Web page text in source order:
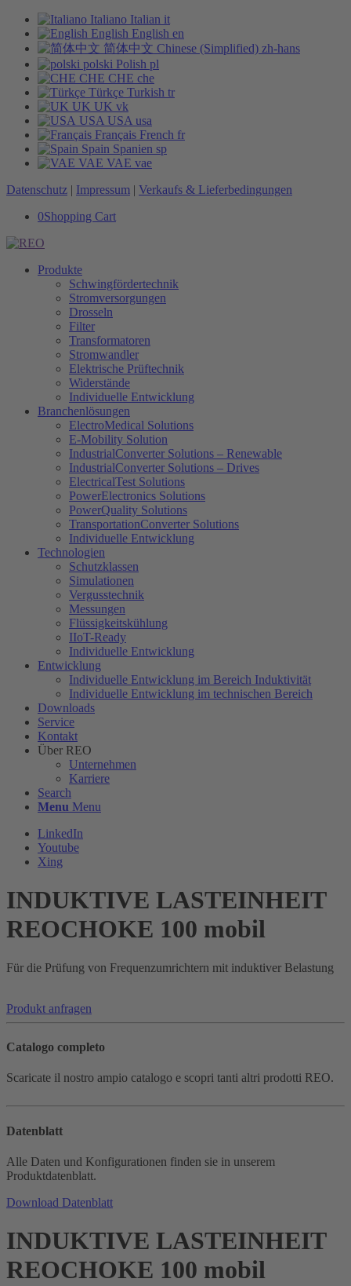
Italiano Italian it
English English en
简体中文 Chinese (Simplified) zh-hans
polski Polish pl
CHE CHE che
Türkçe Turkish tr
UK UK vk
USA USA usa
Français French fr
Spain Spanien sp
VAE VAE vae
Datenschutz | Impressum | Verkaufs & Lieferbedingungen
0Shopping Cart
Produkte
Schwingfördertechnik
Stromversorgungen
Drosseln
Filter
Transformatoren
Stromwandler
Elektrische Prüftechnik
Widerstände
Individuelle Entwicklung
Branchenlösungen
ElectroMedical Solutions
E-Mobility Solution
IndustrialConverter Solutions – Renewable
IndustrialConverter Solutions – Drives
ElectricalTest Solutions
PowerElectronics Solutions
PowerQuality Solutions
TransportationConverter Solutions
Individuelle Entwicklung
Technologien
Schutzklassen
Simulationen
Vergusstechnik
Messungen
Flüssigkeitskühlung
IIoT-Ready
Individuelle Entwicklung
Entwicklung
Individuelle Entwicklung im Bereich Induktivität
Individuelle Entwicklung im technischen Bereich
Downloads
Service
Kontakt
Über REO
Unternehmen
Karriere
Search
Menu Menu
LinkedIn
Youtube
Xing
INDUKTIVE LASTEINHEIT
REOCHOKE 100 mobil
Für die Prüfung von Frequenzumrichtern mit induktiver Belastung
Produkt anfragen
Catalogo completo
Scaricate il nostro ampio catalogo e scopri tanti altri prodotti REO.
Datenblatt
Alle Daten und Konfigurationen finden sie in unserem
Produktdatenblatt.
Download Datenblatt
INDUKTIVE LASTEINHEIT
REOCHOKE 100 mobil